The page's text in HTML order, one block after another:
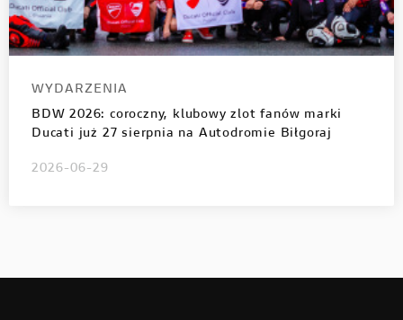
WYDARZENIA
BDW 2026: coroczny, klubowy zlot fanów marki
Ducati już 27 sierpnia na Autodromie Biłgoraj
2026-06-29